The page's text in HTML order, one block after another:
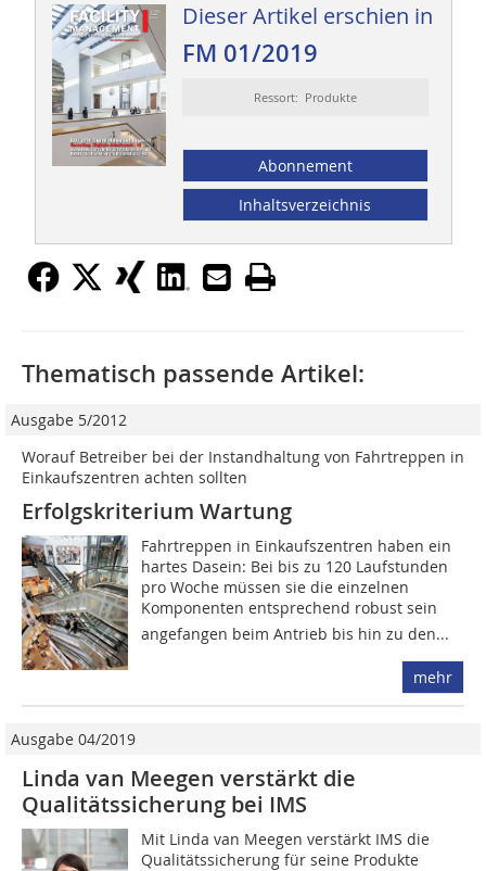
Dieser Artikel erschien in
FM 01/2019
Ressort: Produkte
Abonnement
Inhaltsverzeichnis
Thematisch passende Artikel:
Ausgabe 5/2012
Worauf Betreiber bei der Instandhaltung von Fahrtreppen in
­Einkaufszentren achten sollten
Erfolgskriterium Wartung
Fahrtreppen in Einkaufszentren ­haben ein
hartes Dasein: Bei bis zu 120 Laufstunden
pro Woche müssen sie die einzelnen
Komponenten entsprechend robust sein 
angefangen beim Antrieb bis hin zu den...
mehr
Ausgabe 04/2019
Linda van Meegen verstärkt die
Qualitätssicherung bei IMS
Mit Linda van Meegen verstärkt IMS die
Qualitätssicherung für seine Produkte